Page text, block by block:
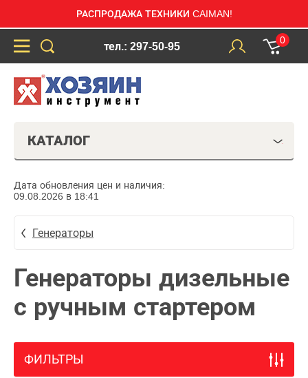
РАСПРОДАЖА ТЕХНИКИ CAIMAN!
тел.: 297-50-95
0
КАТАЛОГ
Дата обновления цен и наличия:
09.08.2026 в 18:41
Генераторы
Генераторы дизельные
с ручным стартером
ФИЛЬТРЫ